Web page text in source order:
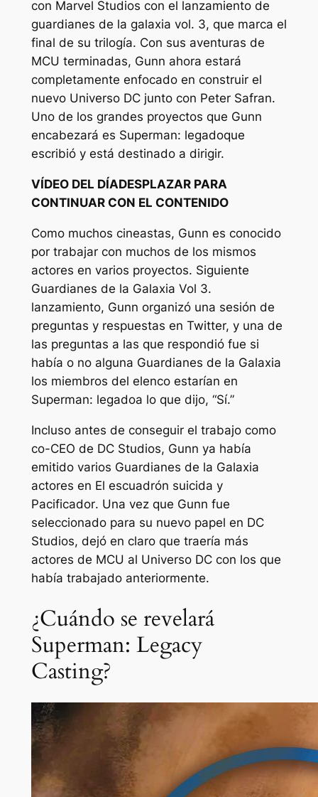
con Marvel Studios con el lanzamiento de
guardianes de la galaxia vol. 3, que marca el
final de su trilogía. Con sus aventuras de
MCU terminadas, Gunn ahora estará
completamente enfocado en construir el
nuevo Universo DC junto con Peter Safran.
Uno de los grandes proyectos que Gunn
encabezará es Superman: legadoque
escribió y está destinado a dirigir.
VÍDEO DEL DÍADESPLAZAR PARA
CONTINUAR CON EL CONTENIDO
Como muchos cineastas, Gunn es conocido
por trabajar con muchos de los mismos
actores en varios proyectos. Siguiente
Guardianes de la Galaxia Vol 3.
lanzamiento, Gunn organizó una sesión de
preguntas y respuestas en Twitter, y una de
las preguntas a las que respondió fue si
había o no alguna Guardianes de la Galaxia
los miembros del elenco estarían en
Superman: legadoa lo que dijo, “Sí.”
Incluso antes de conseguir el trabajo como
co-CEO de DC Studios, Gunn ya había
emitido varios Guardianes de la Galaxia
actores en El escuadrón suicida y
Pacificador. Una vez que Gunn fue
seleccionado para su nuevo papel en DC
Studios, dejó en claro que traería más
actores de MCU al Universo DC con los que
había trabajado anteriormente.
¿Cuándo se revelará
Superman: Legacy
Casting?